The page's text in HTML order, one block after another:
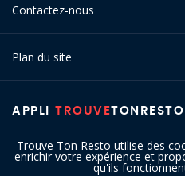
Trouve Ton Resto utilise des
enrichir votre expérience et
qu'ils
APPLI TROUVETONRESTO
Contactez-nous
Plan du site